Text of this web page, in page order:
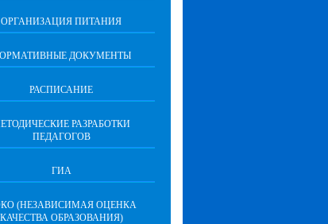
ОРГАНИЗАЦИЯ ПИТАНИЯ
ДОКУМЕНТЫ
РАСПИСАНИЕ
РАЗРАБОТКИ
ПЕДАГОГОВ
ГИА
(НЕЗАВИСИМАЯ ОЦЕНКА
КАЧЕСТВА ОБРАЗОВАНИЯ)